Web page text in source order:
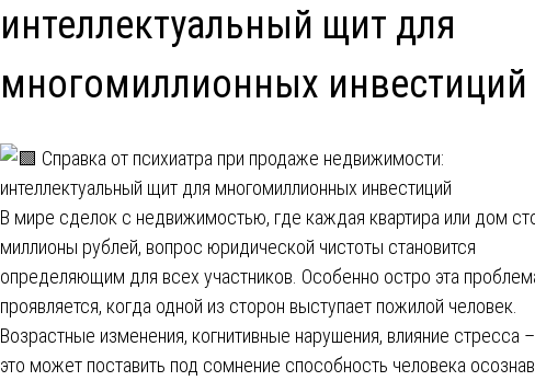
интеллектуальный щит для
многомиллионных инвестиций
В мире сделок с недвижимостью, где каждая квартира или дом
миллионы рублей, вопрос юридической чистоты становится
определяющим для всех участников. Особенно остро эта
проявляется, когда одной из сторон выступает пожилой человек.
Возрастные изменения, когнитивные нарушения, влияние стресса
это может поставить под сомнение способность человека